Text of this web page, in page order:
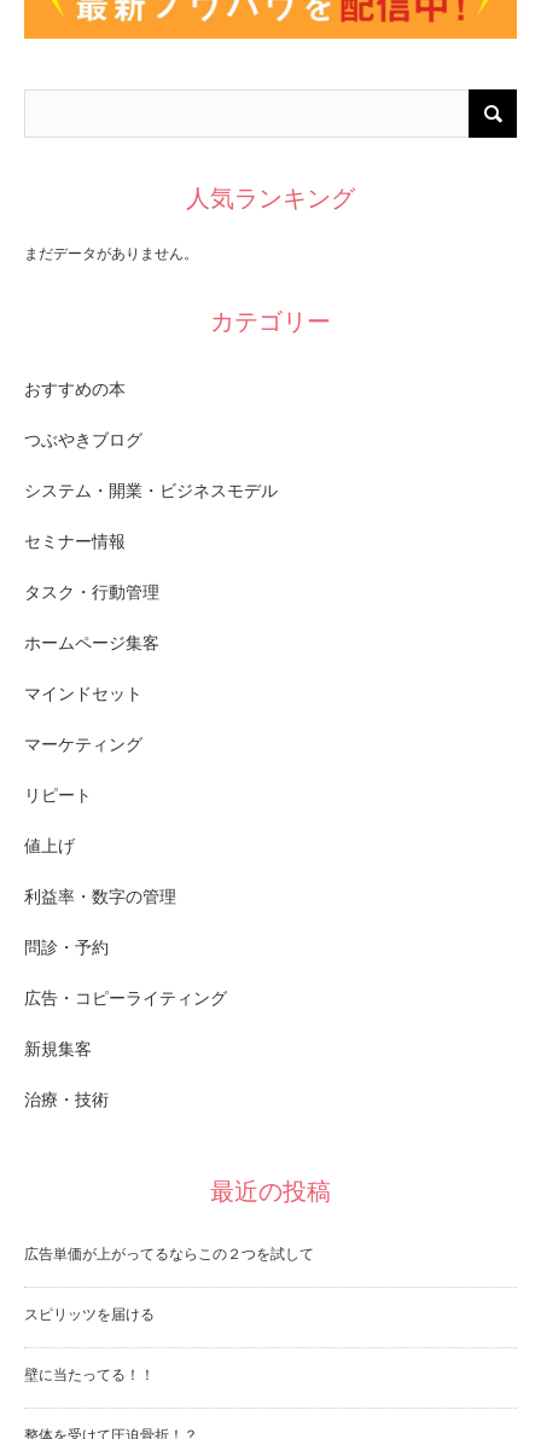
人気ランキング
まだデータがありません。
カテゴリー
おすすめの本
つぶやきブログ
システム・開業・ビジネスモデル
セミナー情報
タスク・行動管理
ホームページ集客
マインドセット
マーケティング
リピート
値上げ
利益率・数字の管理
問診・予約
広告・コピーライティング
新規集客
治療・技術
最近の投稿
広告単価が上がってるならこの２つを試して
スピリッツを届ける
壁に当たってる！！
整体を受けて圧迫骨折！？